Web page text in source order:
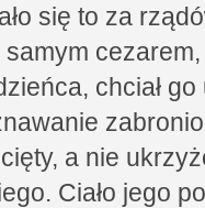
się to za
chciał
a nie
Ciało jego